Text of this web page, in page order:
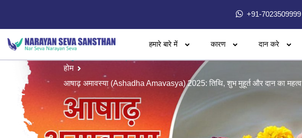
+91-7023509999
हमारे बारे में कारण दान करे
होम
आषाढ़ अमावस्या (Ashadha Amavasya) 2025: तिथि, शुभ मुहूर्त और दान का महत्व